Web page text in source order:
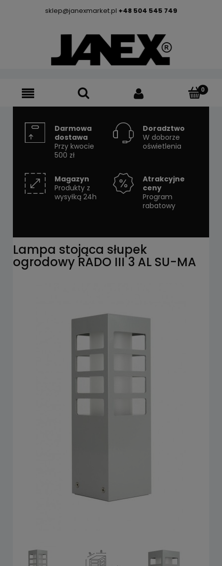
sklep@janexmarket.pl +48 504 545 749
Darmowa
dostawa
Przy kwocie
500 zł
Doradztwo
W doborze
oświetlenia
Magazyn
Produkty z
wysyłką 24h
Atrakcyjne
ceny
Program
rabatowy
Lampa stojąca słupek
ogrodowy RADO III 3 AL SU-MA